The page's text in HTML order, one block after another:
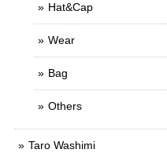
Hat&Cap
Wear
Bag
Others
Taro Washimi